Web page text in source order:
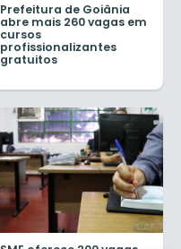
Prefeitura de Goiânia
abre mais 260 vagas em
cursos
profissionalizantes
gratuitos